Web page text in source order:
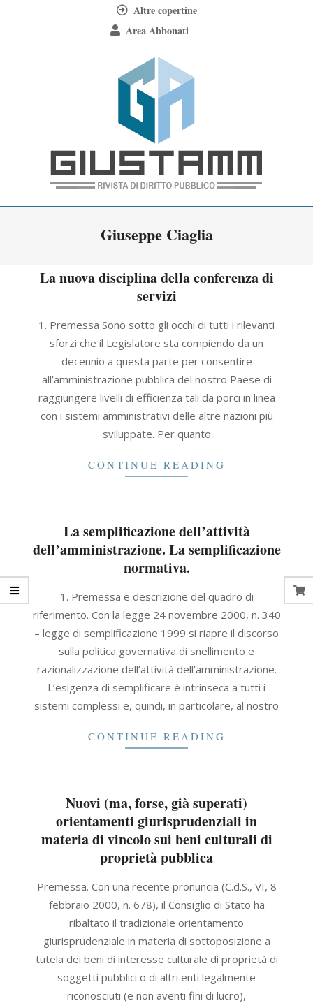
Altre copertine
Area Abbonati
Giustamm
Giuseppe Ciaglia
La nuova disciplina della conferenza di
servizi
09-
1. Premessa Sono sotto gli occhi di tutti i rilevanti
sforzi che il Legislatore sta compiendo da un
decennio a questa parte per consentire
all’amministrazione pubblica del nostro Paese di
raggiungere livelli di efficienza tali da porci in linea
con i sistemi amministrativi delle altre nazioni più
sviluppate. Per quanto
CONTINUE READING
La semplificazione dell’attività
dell’amministrazione. La semplificazione
normativa.
30
1. Premessa e descrizione del quadro di
riferimento. Con la legge 24 novembre 2000, n. 340
– legge di semplificazione 1999 si riapre il discorso
sulla politica governativa di snellimento e
razionalizzazione dell’attività dell’amministrazione.
L’esigenza di semplificare è intrinseca a tutti i
sistemi complessi e, quindi, in particolare, al nostro
CONTINUE READING
Nuovi (ma, forse, già superati)
orientamenti giurisprudenziali in
materia di vincolo sui beni culturali di
proprietà pubblica
09-
Premessa. Con una recente pronuncia (C.d.S., VI, 8
febbraio 2000, n. 678), il Consiglio di Stato ha
ribaltato il tradizionale orientamento
giurisprudenziale in materia di sottoposizione a
tutela dei beni di interesse culturale di proprietà di
soggetti pubblici o di altri enti legalmente
riconosciuti (e non aventi fini di lucro),